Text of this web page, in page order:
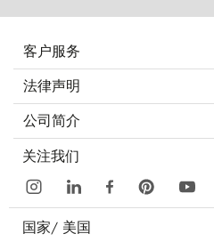
客户服务
法律声明
公司简介
关注我们
国家/ 美国